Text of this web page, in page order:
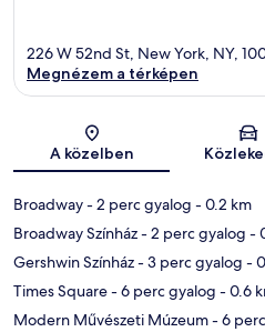
226 W 52nd St, New York, NY,
Megnézem a térképen
A közelben
Broadway- 2 perc gyalog - 0.2 km
Broadway Színház- 2 perc gyalog -
Gershwin Színház- 3 perc gyalog -
Times Square- 6 perc gyalog - 0.6
Modern Művészeti Múzeum- 6